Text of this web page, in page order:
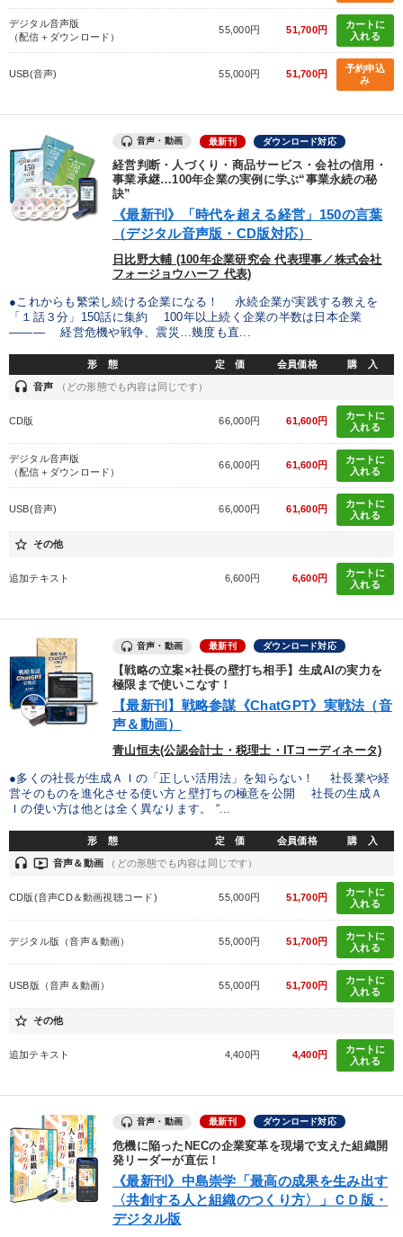
お金の授業
※「更新」を押すと「テーマ」「キーワード」を更新いただけます。
全国経営者セミナー収録物以外の経営教材（全761タイトル）からお探
しいただけます
カテゴリー
2026年春季全国経営者セミナー収録講演ＣＤ・講演ＤＶＤ・デジ
タル版（音声／動画ストリーミング・ダウンロード）
経営戦略・経営実務
【3月】音声・映像 社員が自律的に動き出す組織づくり
【2月】音声・映像
【最新刊】精神科医・和田秀樹の「老いない力」＋健康な社長と
会社をつくる厳選講話
2025年春季全国経営者セミナー収録講演ＣＤ・講演ＤＶＤ・デジ
「利上げ時代の最新・銀行対策」＋「不動産市況予測」＋「市場
予測と株式投資」最新刊
目的別
業績を伸ばしたい 経営を改善したい 発想力を磨きたい
新事業・新商品づくり
生産性向上 コロナ禍対策 入門篇 大竹愼一
※「更新」を押すと「カテゴリー」「目的別」「キーワード」を更新いただけます。
すべての音声・動画（全2076タイトル）からお探しいただけます
タグ・キーワード
SNS活用
デジタル音声版
（配信＋ダウンロード）
55,000円 51,700円
カートに
入れる
USB(音声) 55,000円 51,700円
予約申込
み
音声・動画 最新刊 ダウンロード対応
経営判断・人づくり・商品サービス・会社の信用・
事業承継…100年企業の実例に学ぶ“事業永続の秘
訣”
《最新刊》「時代を超える経営」150の言葉
（デジタル音声版・CD版対応）
日比野大輔 (100年企業研究会 代表理事／株式会社
フォージョウハーフ 代表)
●これからも繁栄し続ける企業になる！ 永続企業が実践する教えを
「１話３分」150話に集約 100年以上続く企業の半数は日本企業
――― 経営危機や戦争、震災…幾度も直...
形 態 定 価 会員価格 購 入
headset 音声 （どの形態でも内容は同じです）
CD版 66,000円 61,600円
カートに
入れる
デジタル音声版
（配信＋ダウンロード）
66,000円 61,600円
カートに
入れる
USB(音声) 66,000円 61,600円
カートに
入れる
star_border その他
追加テキスト 6,600円 6,600円
カートに
入れる
音声・動画 最新刊 ダウンロード対応
【戦略の立案×社長の壁打ち相手】生成AIの実力を
極限まで使いこなす！
【最新刊】戦略参謀《ChatGPT》実戦法（音
声＆動画）
青山恒夫(公認会計士・税理士・ITコーディネータ)
●多くの社長が生成ＡＩの「正しい活用法」を知らない！ 社長業や経
営そのものを進化させる使い方と壁打ちの極意を公開 社長の生成Ａ
Ｉの使い方は他とは全く異なります。 “...
形 態 定 価 会員価格 購 入
headset ondemand_video 音声＆動画 （どの形態でも内容は同じです）
CD版(音声CD＆動画視聴コード) 55,000円 51,700円
カートに
入れる
デジタル版（音声＆動画） 55,000円 51,700円
カートに
入れる
USB版（音声＆動画） 55,000円 51,700円
カートに
入れる
star_border その他
追加テキスト 4,400円 4,400円
カートに
入れる
音声・動画 最新刊 ダウンロード対応
危機に陥ったNECの企業変革を現場で支えた組織開
発リーダーが直伝！
《最新刊》中島崇学「最高の成果を生み出す
〈共創する人と組織のつくり方〉」ＣＤ版・
デジタル版